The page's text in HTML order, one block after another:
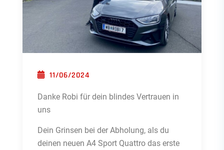
POSTED ON
11/06/2024
Danke Robi für dein blindes Vertrauen in
uns
Dein Grinsen bei der Abholung, als du
deinen neuen A4 Sport Quattro das erste